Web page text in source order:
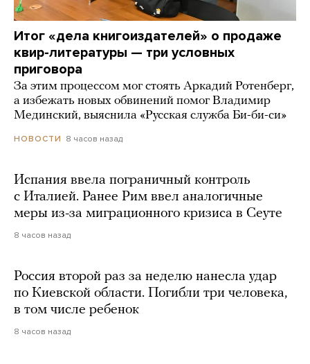
Итог «дела книгоиздателей» о продаже
квир-литературы — три условных
приговора
За этим процессом мог стоять Аркадий Ротенберг,
а избежать новых обвинений помог Владимир
Мединский, выяснила «Русская служба Би-би-си»
НОВОСТИ 8 часов назад
Испания ввела пограничный контроль
с Италией. Ранее Рим ввел аналогичные
меры из-за миграционного кризиса в Сеуте
8 часов назад
Россия второй раз за неделю нанесла удар
по Киевской области. Погибли три человека,
в том числе ребенок
8 часов назад